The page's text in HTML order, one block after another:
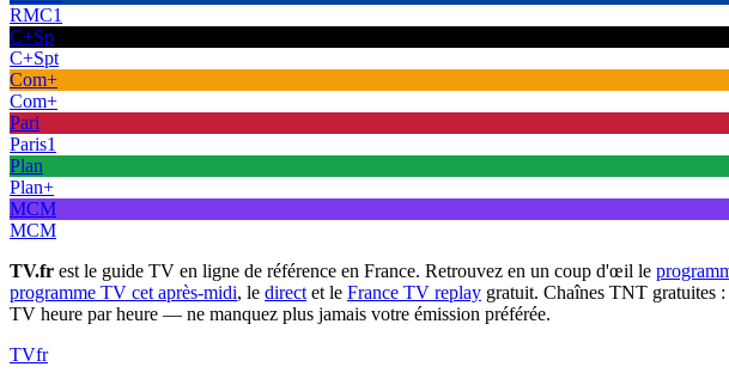
RMC1
C+Sp
C+Spt
Com+
Com+
Pari
Paris1
Plan
Plan+
MCM
MCM
TV.fr est le guide TV en ligne de référence en France. Retrouvez en un coup d'œil le
programme TV cet après-midi, le direct et le France TV replay gratuit. Chaînes TNT gratuites
TV heure par heure — ne manquez plus jamais votre émission préférée.
TVfr